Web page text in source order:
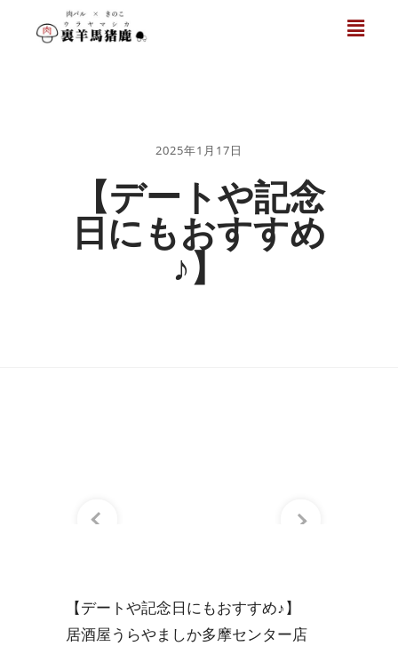
2025年1月17日
【デートや記念
日にもおすすめ
♪】
【デートや記念日にもおすすめ♪】
居酒屋うらやましか多摩センター店